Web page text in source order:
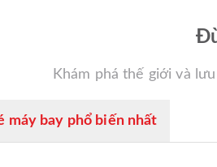
Khám phá thế giới và
máy bay phổ biến nhất